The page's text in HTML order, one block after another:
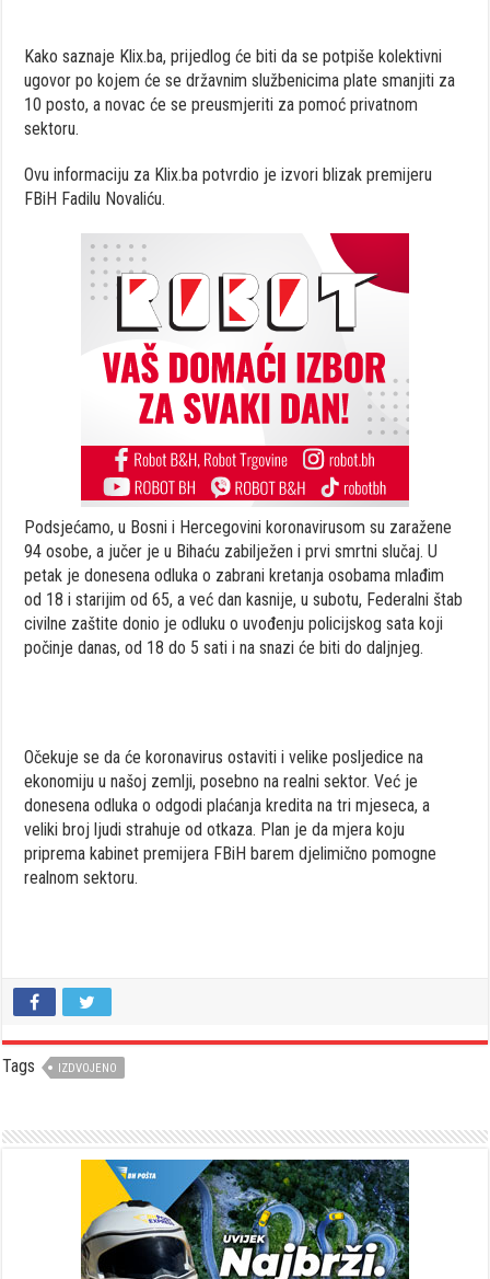
Kako saznaje Klix.ba, prijedlog će biti da se potpiše kolektivni
ugovor po kojem će se državnim službenicima plate smanjiti za
10 posto, a novac će se preusmjeriti za pomoć privatnom
sektoru.
Ovu informaciju za Klix.ba potvrdio je izvori blizak premijeru
FBiH Fadilu Novaliću.
Podsjećamo, u Bosni i Hercegovini koronavirusom su zaražene
94 osobe, a jučer je u Bihaću zabilježen i prvi smrtni slučaj. U
petak je donesena odluka o zabrani kretanja osobama mlađim
od 18 i starijim od 65, a već dan kasnije, u subotu, Federalni štab
civilne zaštite donio je odluku o uvođenju policijskog sata koji
počinje danas, od 18 do 5 sati i na snazi će biti do daljnjeg.
Očekuje se da će koronavirus ostaviti i velike posljedice na
ekonomiju u našoj zemlji, posebno na realni sektor. Već je
donesena odluka o odgodi plaćanja kredita na tri mjeseca, a
veliki broj ljudi strahuje od otkaza. Plan je da mjera koju
priprema kabinet premijera FBiH barem djelimično pomogne
realnom sektoru.
Tags IZDVOJENO